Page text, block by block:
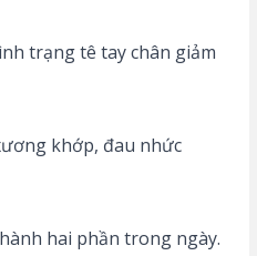
trạng tê tay chân giảm
khớp, đau nhức
hai phần trong ngày.